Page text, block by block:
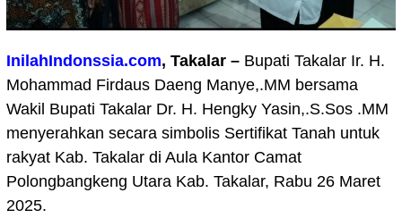
InilahIndonssia.com, Takalar – Bupati Takalar Ir. H.
Mohammad Firdaus Daeng Manye,.MM bersama
Wakil Bupati Takalar Dr. H. Hengky Yasin,.S.Sos .MM
menyerahkan secara simbolis Sertifikat Tanah untuk
rakyat Kab. Takalar di Aula Kantor Camat
Polongbangkeng Utara Kab. Takalar, Rabu 26 Maret
2025.